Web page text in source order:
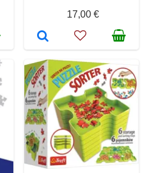
17,00 €